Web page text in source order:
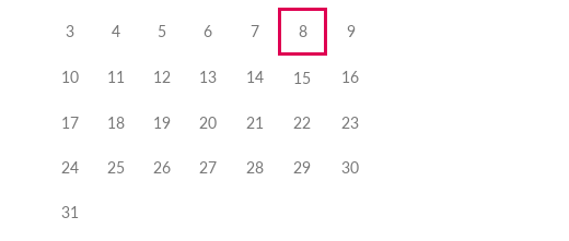
3 4 5 6 7 8 9
10 11 12 13 14 15 16
17 18 19 20 21 22 23
24 25 26 27 28 29 30
31